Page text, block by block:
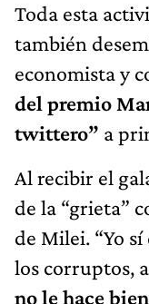
Toda esta
también
economista y
del premio
twittero” a
Al recibir el
de la “grieta”
de Milei. “Yo
los corruptos,
no le hace